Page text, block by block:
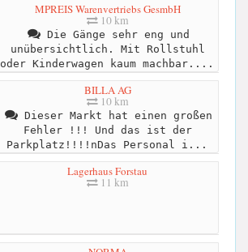
MPREIS Warenvertriebs GesmbH
10 km
Die Gänge sehr eng und
unübersichtlich. Mit Rollstuhl
oder Kinderwagen kaum machbar....
BILLA AG
10 km
Dieser Markt hat einen großen
Fehler !!! Und das ist der
Parkplatz!!!!nDas Personal i...
Lagerhaus Forstau
11 km